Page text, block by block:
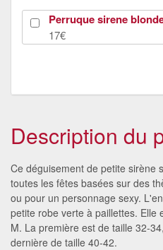
Perruque sirene
17€
Description du
Ce déguisement de petite sirène
toutes les fêtes basées sur des
ou pour un personnage sexy.
petite robe verte à paillettes. Elle
M. La première est de taille 32-
dernière de taille 40-42.